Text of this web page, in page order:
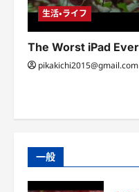
生活・ライフ
The Worst iPad
pikakichi2015@gmail.com
一般